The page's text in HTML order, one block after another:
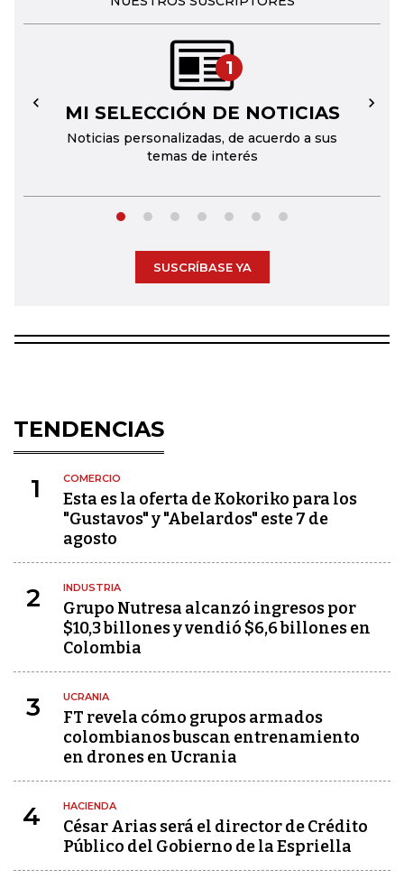
1
MI SELECCIÓN DE NOTICIAS
Noticias personalizadas, de acuerdo a sus
temas de interés
← →
SUSCRÍBASE YA
TENDENCIAS
1 COMERCIO
Esta es la oferta de Kokoriko para los
"Gustavos" y "Abelardos" este 7 de
agosto
2 INDUSTRIA
Grupo Nutresa alcanzó ingresos por
$10,3 billones y vendió $6,6 billones en
Colombia
3 UCRANIA
FT revela cómo grupos armados
colombianos buscan entrenamiento
en drones en Ucrania
4 HACIENDA
César Arias será el director de Crédito
Público del Gobierno de la Espriella